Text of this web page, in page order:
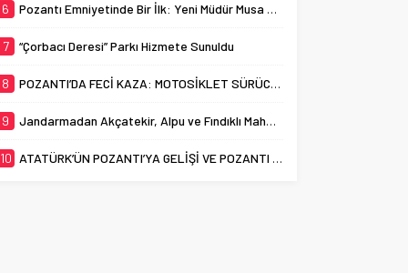
6 Pozantı Emniyetinde Bir İlk: Yeni Müdür Musa Yabacı Basınla Buluştu
7 “Çorbacı Deresi” Parkı Hizmete Sunuldu
8 POZANTI’DA FECİ KAZA: MOTOSİKLET SÜRÜCÜSÜ HAYATINI KAYBETTİ
9 Jandarmadan Akçatekir, Alpu ve Fındıklı Mahallelerinde Dolandırıcılık Uyarısı
10 ATATÜRK’ÜN POZANTI’YA GELİŞİ VE POZANTI KONGRESİ’NİN 106. YILI KUTLANDI